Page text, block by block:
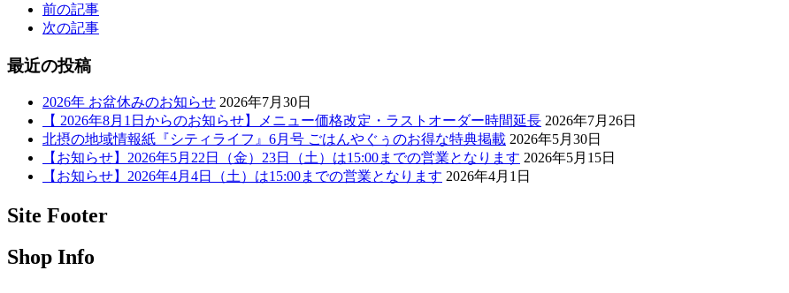
前の記事
次の記事
最近の投稿
2026年 お盆休みのお知らせ 2026年7月30日
【 2026年8月1日からのお知らせ】メニュー価格改定・ラストオーダー時間延長 2026年7月26日
北摂の地域情報紙『シティライフ』6月号 ごはんやぐぅのお得な特典掲載 2026年5月30日
【お知らせ】2026年5月22日（金）23日（土）は15:00までの営業となります 2026年5月15日
【お知らせ】2026年4月4日（土）は15:00までの営業となります 2026年4月1日
Site Footer
Shop Info